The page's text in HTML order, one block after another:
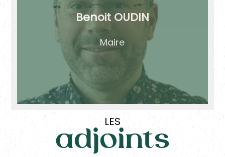
Benoit OUDIN
Maire
LES
adjoints